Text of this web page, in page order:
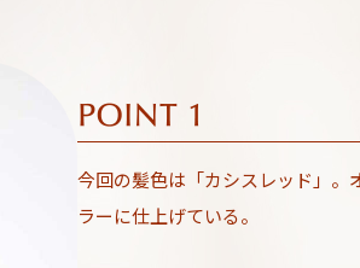
今回の髪色は「カシスレッド」。
ラーに仕上げている。